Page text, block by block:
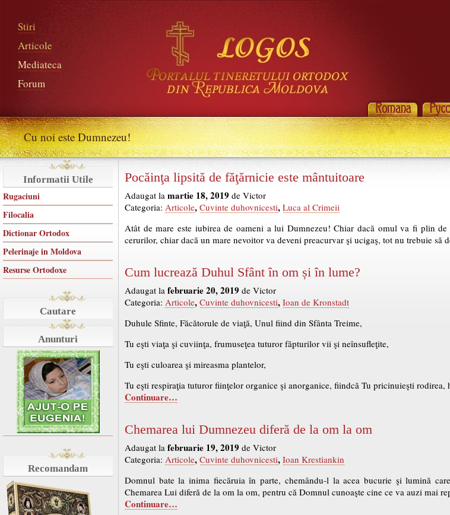
Stiri
Articole
Mediateca
Forum
Cu noi este Dumnezeu!
Informatii Utile
Rugaciuni
Filocalia
Dictionar Ortodox
Pelerinaje in Moldova
Resurse Ortodoxe
Cautare
Anunturi
Recomandam
Pocăinţa lipsită de făţărnicie este mântuitoare
Adaugat la martie 18, 2019 de Victor
Categoria: Articole, Cuvinte duhovnicesti, Luca al Crimeii
Atât de mare este iubirea de oameni a lui Dumnezeu! Chiar dacă omul va fi plin
cerurilor, chiar dacă un mare nevoitor va deveni preacurvar şi ucigaş, tot nu trebuie să
Cum lucrează Duhul Sfânt în om și în lume?
Adaugat la februarie 20, 2019 de Victor
Categoria: Articole, Cuvinte duhovnicesti, Ioan de Kronstadt
Duhule Sfinte, Făcătorule de viaţă, Unul fiind din Sfânta Treime,
Tu eşti viaţa şi cuviinţa, frumuseţea tuturor făpturilor vii şi neînsufleţite,
Tu eşti culoarea şi mireasma plantelor,
Tu eşti respiraţia tuturor fiinţelor organice şi anorganice, fiindcă Tu pricinuieşti
Continuare…
Chemarea lui Dumnezeu diferă de la om la om
Adaugat la februarie 19, 2019 de Victor
Categoria: Articole, Cuvinte duhovnicesti, Ioan Krestiankin
Domnul bate la inima fiecăruia în parte, chemându-l la acea bucurie şi lumină
Chemarea Lui diferă de la om la om, pentru că Domnul cunoaşte cine ce va auzi mai
Continuare…